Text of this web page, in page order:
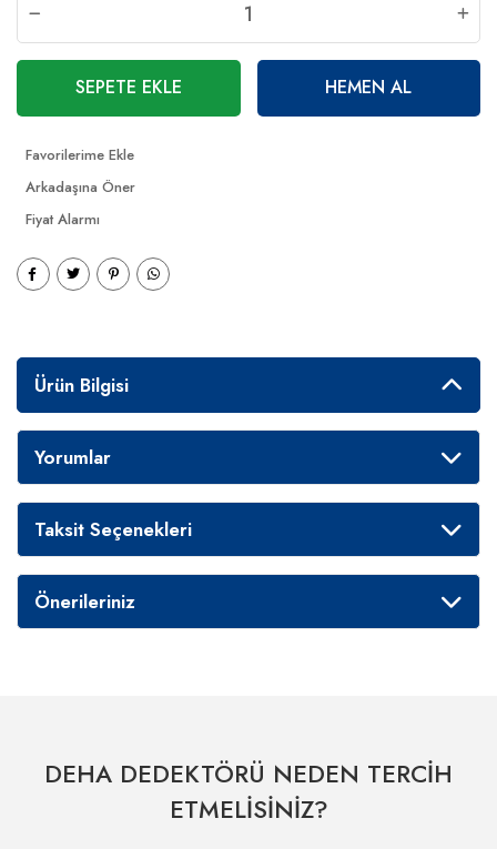
SEPETE EKLE HEMEN AL
Arkadaşına Öner
Fiyat Alarmı
Ürün Bilgisi
Yorumlar
Taksit Seçenekleri
Önerileriniz
DEHA DEDEKTÖRÜ NEDEN TERCİH
ETMELİSİNİZ?